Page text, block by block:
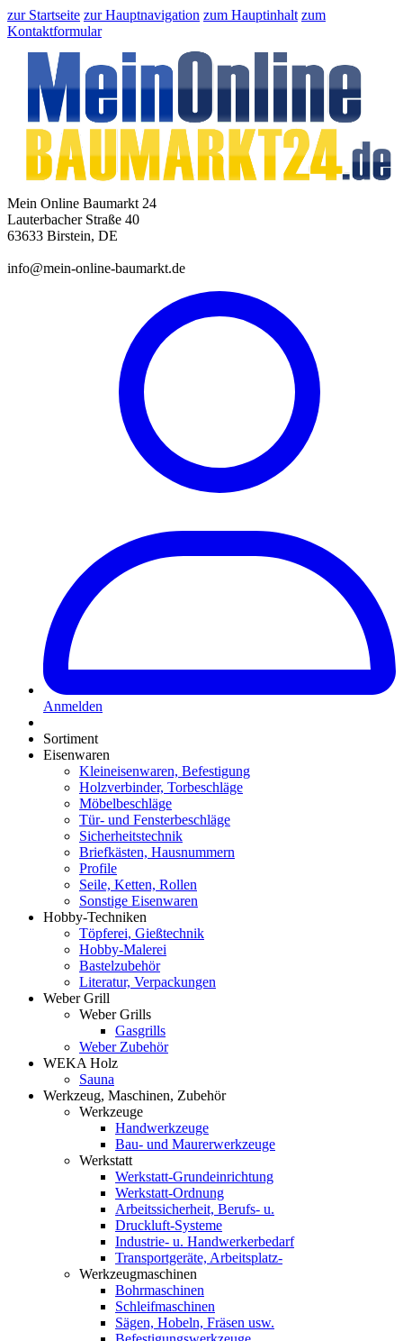
zur Startseite zur Hauptnavigation zum Hauptinhalt zum
Kontaktformular
Mein Online Baumarkt 24
Lauterbacher Straße 40
63633 Birstein, DE
info@mein-online-baumarkt.de
Anmelden
Sortiment
Eisenwaren
Kleineisenwaren, Befestigung
Holzverbinder, Torbeschläge
Möbelbeschläge
Tür- und Fensterbeschläge
Sicherheitstechnik
Briefkästen, Hausnummern
Profile
Seile, Ketten, Rollen
Sonstige Eisenwaren
Hobby-Techniken
Töpferei, Gießtechnik
Hobby-Malerei
Bastelzubehör
Literatur, Verpackungen
Weber Grill
Weber Grills
Gasgrills
Weber Zubehör
WEKA Holz
Sauna
Werkzeug, Maschinen, Zubehör
Werkzeuge
Handwerkzeuge
Bau- und Maurerwerkzeuge
Werkstatt
Werkstatt-Grundeinrichtung
Werkstatt-Ordnung
Arbeitssicherheit, Berufs- u.
Druckluft-Systeme
Industrie- u. Handwerkerbedarf
Transportgeräte, Arbeitsplatz-
Werkzeugmaschinen
Bohrmaschinen
Schleifmaschinen
Sägen, Hobeln, Fräsen usw.